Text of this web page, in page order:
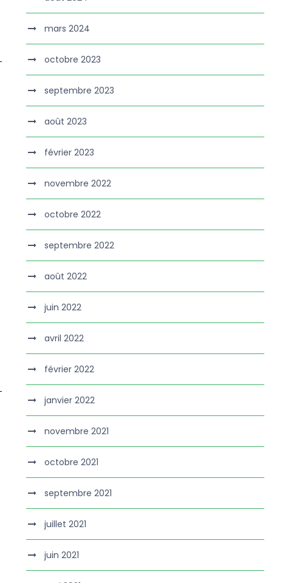
mars 2024
octobre 2023
septembre 2023
août 2023
février 2023
novembre 2022
octobre 2022
septembre 2022
août 2022
juin 2022
avril 2022
février 2022
janvier 2022
novembre 2021
octobre 2021
septembre 2021
juillet 2021
juin 2021